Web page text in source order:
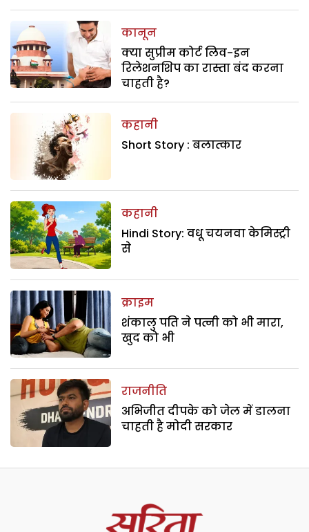
कानून
क्या सुप्रीम कोर्ट लिव-इन
रिलेशनशिप का रास्ता बंद करना
चाहती है?
कहानी
Short Story : बलात्कार
कहानी
Hindi Story: वधू चयनवा केमिस्ट्री
से
क्राइम
शंकालु पति ने पत्नी को भी मारा,
खुद को भी
राजनीति
अभिजीत दीपके को जेल में डालना
चाहती है मोदी सरकार